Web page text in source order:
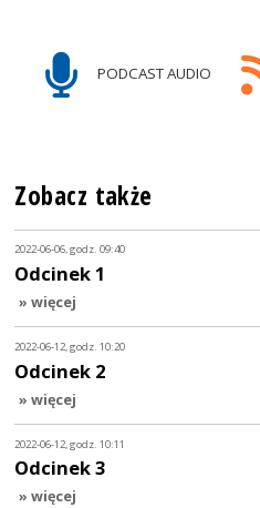
PODCAST AUDIO
Zobacz także
2022-06-06, godz. 09:40
Odcinek 1
» więcej
2022-06-12, godz. 10:20
Odcinek 2
» więcej
2022-06-12, godz. 10:11
Odcinek 3
» więcej